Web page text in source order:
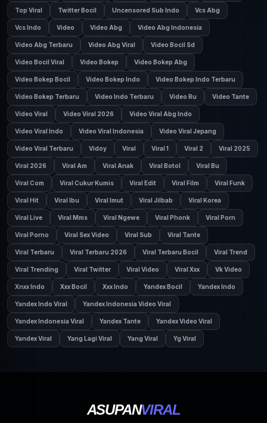
Top Viral Twitter Bocil Uncensored Sub Indo Vcs Abg
Vcs Indo Video Video Abg Video Abg Indonesia
Video Abg Terbaru Video Abg Viral Video Bocil Sd
Video Bocil Viral Video Bokep Video Bokep Abg
Video Bokep Bocil Video Bokep Indo Video Bokep Indo Terbaru
Video Bokep Terbaru Video Indo Terbaru Video Ru Video Tante
Video Viral Video Viral 2026 Video Viral Abg Indo
Video Viral Indo Video Viral Indonesia Video Viral Jepang
Video Viral Terbaru Vidoy Viral Viral 1 Viral 2 Viral 2025
Viral 2026 Viral Am Viral Anak Viral Botol Viral Bu
Viral Com Viral Cukur Kumis Viral Edit Viral Film Viral Funk
Viral Hit Viral Ibu Viral Imut Viral Jilbab Viral Korea
Viral Live Viral Mms Viral Ngewe Viral Phonk Viral Porn
Viral Porno Viral Sex Video Viral Sub Viral Tante
Viral Terbaru Viral Terbaru 2026 Viral Terbaru Bocil Viral Trend
Viral Trending Viral Twitter Viral Video Viral Xxx Vk Video
Xnxx Indo Xxx Bocil Xxx Indo Yandex Bocil Yandex Indo
Yandex Indo Viral Yandex Indonesia Video Viral
Yandex Indonesia Viral Yandex Tante Yandex Video Viral
Yandex Viral Yang Lagi Viral Yang Viral Yg Viral
ASUPANVIRAL